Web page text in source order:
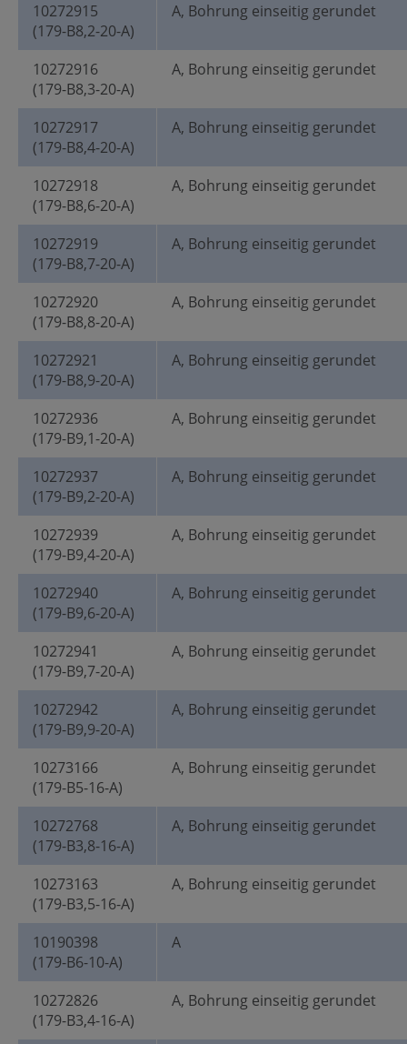
10272915
(179-B8,2-20-A)
A, Bohrung einseitig gerundet
10272916
(179-B8,3-20-A)
A, Bohrung einseitig gerundet
10272917
(179-B8,4-20-A)
A, Bohrung einseitig gerundet
10272918
(179-B8,6-20-A)
A, Bohrung einseitig gerundet
10272919
(179-B8,7-20-A)
A, Bohrung einseitig gerundet
10272920
(179-B8,8-20-A)
A, Bohrung einseitig gerundet
10272921
(179-B8,9-20-A)
A, Bohrung einseitig gerundet
10272936
(179-B9,1-20-A)
A, Bohrung einseitig gerundet
10272937
(179-B9,2-20-A)
A, Bohrung einseitig gerundet
10272939
(179-B9,4-20-A)
A, Bohrung einseitig gerundet
10272940
(179-B9,6-20-A)
A, Bohrung einseitig gerundet
10272941
(179-B9,7-20-A)
A, Bohrung einseitig gerundet
10272942
(179-B9,9-20-A)
A, Bohrung einseitig gerundet
10273166
(179-B5-16-A)
A, Bohrung einseitig gerundet
10272768
(179-B3,8-16-A)
A, Bohrung einseitig gerundet
10273163
(179-B3,5-16-A)
A, Bohrung einseitig gerundet
10190398
(179-B6-10-A)
A
10272826
(179-B3,4-16-A)
A, Bohrung einseitig gerundet